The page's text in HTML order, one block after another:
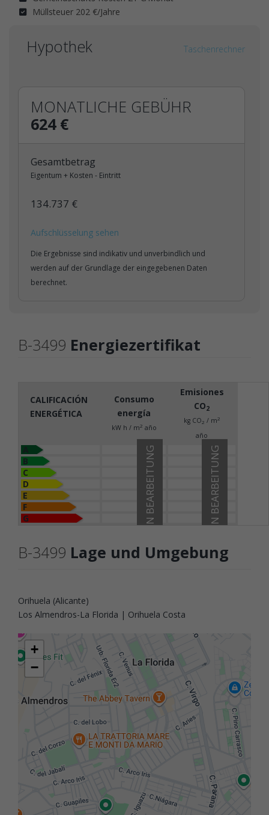
Müllsteuer 202 €/Jahre
Hypothek Taschenrechner
MONATLICHE GEBÜHR
624 €
Gesamtbetrag
Eigentum + Kosten - Eintritt
134.737 €
Aufschlüsselung sehen
Die Ergebnisse sind indikativ und unverbindlich und
werden auf der Grundlage der eingegebenen Daten
berechnet.
B-3499 Energiezertifikat
CALIFICACIÓN
ENERGÉTICA
Consumo
energía
kW h / m2 año
Emisiones
CO2
kg CO2 / m2
año
B
C
D
E
F
G
IN BEARBEITUNG
IN BEARBEITUNG
B-3499 Lage und Umgebung
Orihuela (Alicante)
Los Almendros-La Florida | Orihuela Costa
+
−